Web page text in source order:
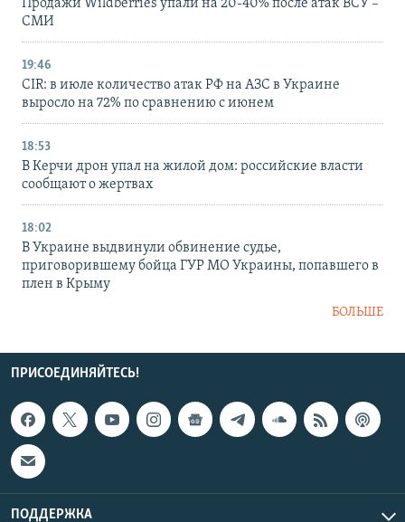
Продажи Wildberries упали на 20-40% после атак ВСУ –
СМИ
19:46
CIR: в июле количество атак РФ на АЗС в Украине
выросло на 72% по сравнению с июнем
18:53
В Керчи дрон упал на жилой дом: российские власти
сообщают о жертвах
18:02
В Украине выдвинули обвинение судье,
приговорившему бойца ГУР МО Украины, попавшего в
плен в Крыму
БОЛЬШЕ
ПРИСОЕДИНЯЙТЕСЬ!
ПОДДЕРЖКА